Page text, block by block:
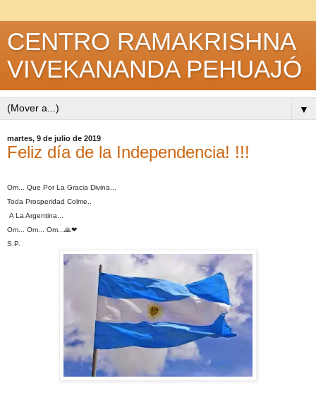
CENTRO RAMAKRISHNA
VIVEKANANDA PEHUAJÓ
▼
martes, 9 de julio de 2019
Feliz día de la Independencia! !!!
Om... Que Por La Gracia Divina...
Toda Prosperidad Colme..
A La Argentina...
Om... Om... Om...🙏❤
S.P.